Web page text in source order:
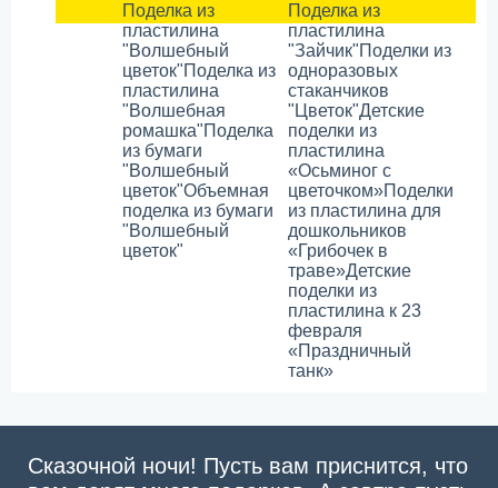
Поделка из
пластилина
"Волшебный
цветок"Поделка из
пластилина
"Волшебная
ромашка"Поделка
из бумаги
"Волшебный
цветок"Объемная
поделка из бумаги
"Волшебный
цветок"
Поделка из
пластилина
"Зайчик"Поделки из
одноразовых
стаканчиков
"Цветок"Детские
поделки из
пластилина
«Осьминог с
цветочком»Поделки
из пластилина для
дошкольников
«Грибочек в
траве»Детские
поделки из
пластилина к 23
февраля
«Праздничный
танк»
Сказочной ночи! Пусть вам приснится, что